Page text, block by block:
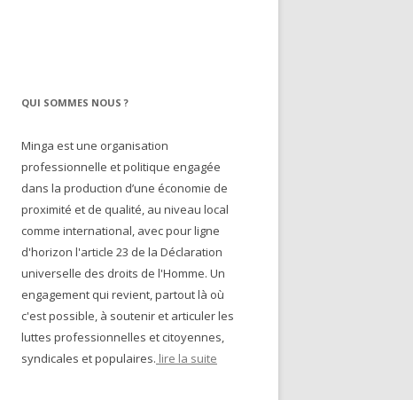
QUI SOMMES NOUS ?
Minga est une organisation
professionnelle et politique engagée
dans la production d’une économie de
proximité et de qualité, au niveau local
comme international, avec pour ligne
d'horizon l'article 23 de la Déclaration
universelle des droits de l'Homme. Un
engagement qui revient, partout là où
c'est possible, à soutenir et articuler les
luttes professionnelles et citoyennes,
syndicales et populaires. lire la suite